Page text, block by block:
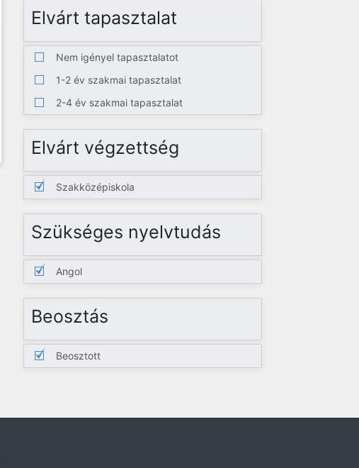
Elvárt tapasztalat
Nem igényel tapasztalatot
1-2 év szakmai tapasztalat
2-4 év szakmai tapasztalat
Elvárt végzettség
Szakközépiskola
Szükséges nyelvtudás
Angol
Beosztás
Beosztott